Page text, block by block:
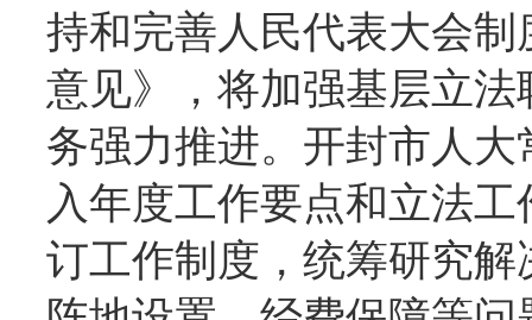
持和完善人民代表大会
意见》，将加强基层立
务强力推进。开封市人
入年度工作要点和立法
订工作制度，统筹研究